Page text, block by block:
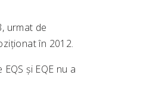
urmat de
în 2012.
și EQE nu a